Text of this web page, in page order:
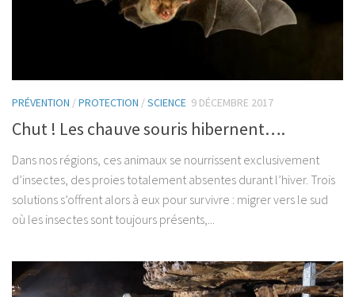
PRÉVENTION /PROTECTION /SCIENCE 9 DÉCEMBRE 2017
Chut ! Les chauve souris hibernent….
Dans nos régions, ces animaux se nourrissent exclusivement
d’insectes, des proies totalement absentes durant l’hiver. Trois
solutions s’offrent alors à eux pour survivre : migrer vers le sud
où les insectes sont toujours présents,...